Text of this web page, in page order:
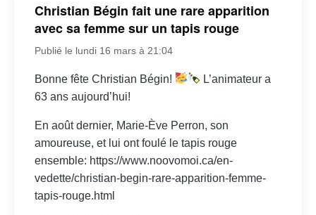
Christian Bégin fait une rare apparition
avec sa femme sur un tapis rouge
Publié le lundi 16 mars à 21:04
Bonne fête Christian Bégin!
L’animateur a
63 ans aujourd’hui!
En août dernier, Marie-Ève Perron, son
amoureuse, et lui ont foulé le tapis rouge
ensemble: https://www.noovomoi.ca/en-
vedette/christian-begin-rare-apparition-femme-
tapis-rouge.html